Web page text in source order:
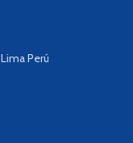
Perú